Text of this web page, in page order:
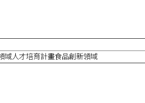
域人才培育計畫食品創新領域